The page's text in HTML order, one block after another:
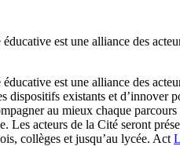
est une alliance des
est une alliance des
dispositifs existants et
au mieux chaque
acteurs de la Cité seront
collèges et jusqu’au lycée. Act